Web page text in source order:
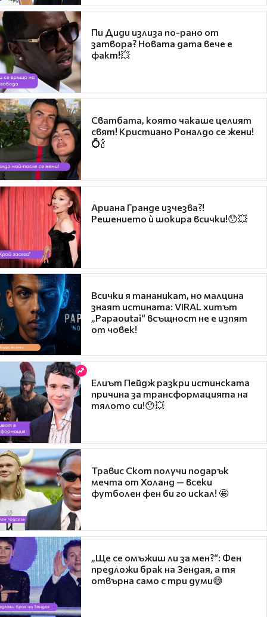
Пи Диди излиза по-рано от
затвора? Новата дата вече е
факт!💥
Сватбата, която чакаше целият
свят! Кристиано Роналдо се жени!
💍🍾
Ариана Гранде изчезва?!
Решението ѝ шокира всички!😯💥
Всички я тананикат, но малцина
знаят истината: VIRAL хитът
„Papaoutai“ всъщност не е изпят
от човек!
Елиът Пейдж разкри истинската
причина за трансформацията на
тялото си!😯💥
Травис Скот получи подарък
мечта от Холанд — всеки
футболен фен би го искал! 🤩
„Ще се омъжиш ли за мен?“: Фен
предложи брак на Зендая, а тя
отвърна само с три думи😅